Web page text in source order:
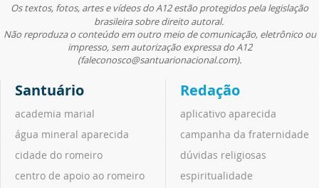
Os textos, fotos, artes e vídeos do A12 estão protegidos pela legislação
brasileira sobre direito autoral.
Não reproduza o conteúdo em outro meio de comunicação, eletrônico ou
impresso, sem autorização expressa do A12
(faleconosco@santuarionacional.com).
Santuário
academia marial
água mineral aparecida
cidade do romeiro
centro de apoio ao romeiro
Redação
aplicativo aparecida
campanha da fraternidade
dúvidas religiosas
espiritualidade